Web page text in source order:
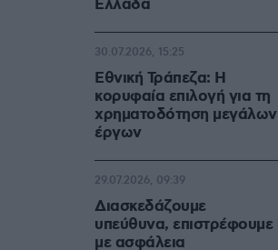
Ελλάδα
Εθνική Τράπεζα: Η
κορυφαία επιλογή για τη
χρηματοδότηση μεγάλων
έργων
30.07.2026, 15:25
Διασκεδάζουμε
υπεύθυνα, επιστρέφουμε
με ασφάλεια
29.07.2026, 09:39